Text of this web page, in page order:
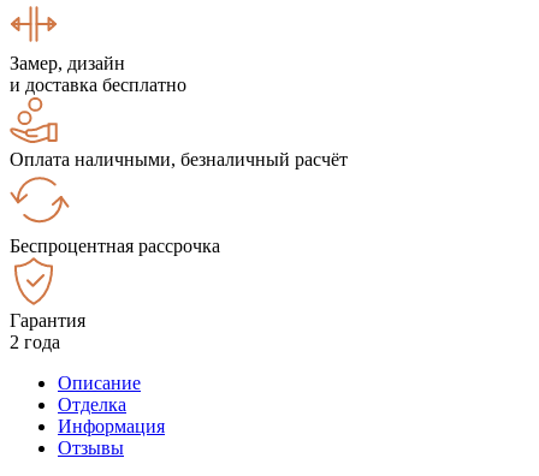
Замер, дизайн
и доставка бесплатно
Оплата наличными, безналичный расчёт
Беспроцентная рассрочка
Гарантия
2 года
Описание
Отделка
Информация
Отзывы